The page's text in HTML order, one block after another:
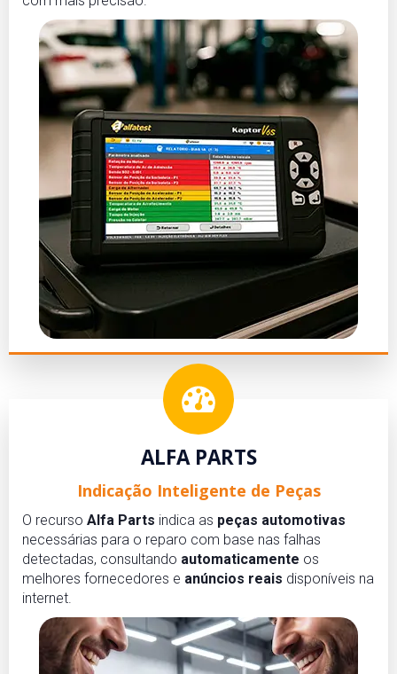
ALFA PARTS
Indicação Inteligente de Peças
O recurso Alfa Parts indica as peças automotivas
necessárias para o reparo com base nas falhas
detectadas, consultando automaticamente os
melhores fornecedores e anúncios reais disponíveis na
internet.